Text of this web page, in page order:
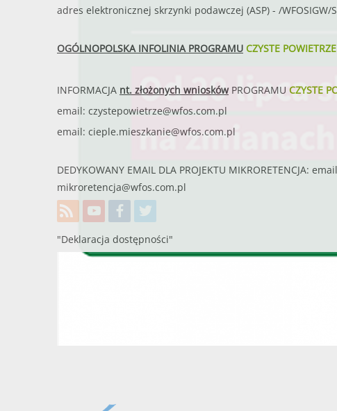
adres elektronicznej skrzynki podawczej (ASP) - /WFOSIGW/
OGÓLNOPOLSKA INFOLINIA PROGRAMU CZYSTE POWIETRZE
INFORMACJA nt. złożonych wnioskówPROGRAMU CZYSTE
email: czystepowietrze@wfos.com.pl
email: cieple.mieszkanie@wfos.com.pl
DEDYKOWANY EMAIL DLA PROJEKTU MIKRORETENCJA:
mikroretencja@wfos.com.pl
"Deklaracja dostępności"